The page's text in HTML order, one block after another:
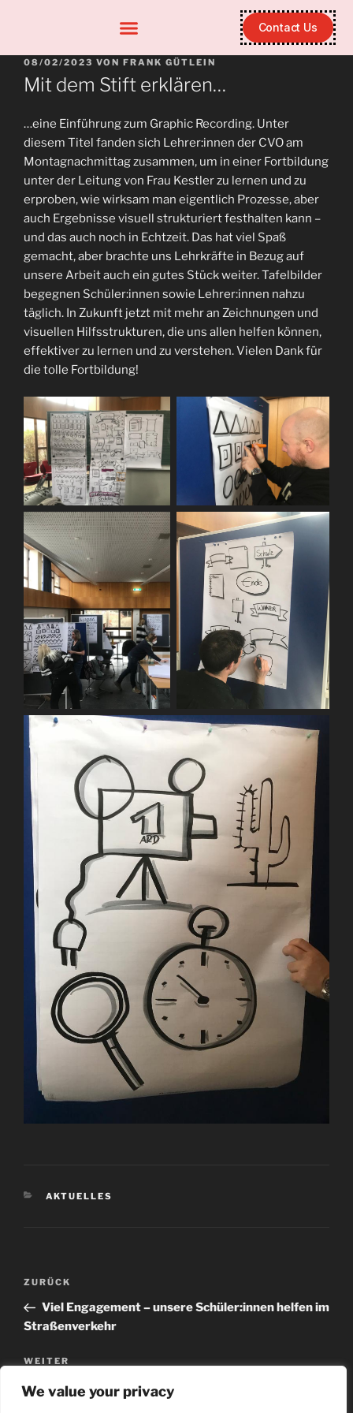
We value your privacy
Contact Us
08/02/2023 VON FRANK GÜTLEIN
Mit dem Stift erklären…
…eine Einführung zum Graphic Recording. Unter
diesem Titel fanden sich Lehrer:innen der CVO am
Montagnachmittag zusammen, um in einer Fortbildung
unter der Leitung von Frau Kestler zu lernen und zu
erproben, wie wirksam man eigentlich Prozesse, aber
auch Ergebnisse visuell strukturiert festhalten kann –
und das auch noch in Echtzeit. Das hat viel Spaß
gemacht, aber brachte uns Lehrkräfte in Bezug auf
unsere Arbeit auch ein gutes Stück weiter. Tafelbilder
begegnen Schüler:innen sowie Lehrer:innen nahzu
täglich. In Zukunft jetzt mit mehr an Zeichnungen und
visuellen Hilfsstrukturen, die uns allen helfen können,
effektiver zu lernen und zu verstehen. Vielen Dank für
die tolle Fortbildung!
AKTUELLES
ZURÜCK
Viel Engagement – unsere Schüler:innen helfen im
Straßenverkehr
WEITER
Aktivitäten der SMV im 1. Halbjahr